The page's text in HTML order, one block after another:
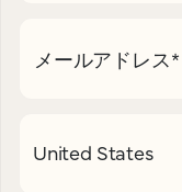
メールアドレス*